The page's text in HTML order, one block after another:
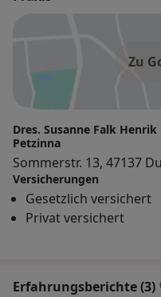
Zu
Dres. Susanne Falk
Petzinna
Sommerstr. 13, 47137
Versicherungen
Gesetzlich versichert
Privat versichert
Erfahrungsberichte (3)